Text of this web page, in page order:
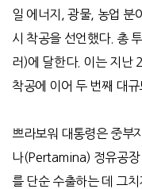
일 에너지
,광물, 농업 분
시 착공을 선언했다. 총
러 )에 달한다. 이는 지난2
착공에 이어 두 번째 대
쁘라보워 대통령은 중부
나(Pertamina) 정유공
를 단순 수출하는 데 그치